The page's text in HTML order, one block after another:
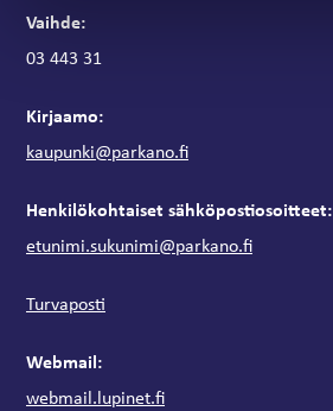
Vaihde:
03 443 31
Kirjaamo:
kaupunki@parkano.fi
Henkilökohtaiset sähköpostiosoitteet:
etunimi.sukunimi@parkano.fi
Turvaposti
Webmail:
webmail.lupinet.fi